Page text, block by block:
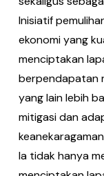
Inisiatif
ekonomi yang
menciptakan
berpendapatan
yang lain lebih
mitigasi dan
Ia tidak hanya